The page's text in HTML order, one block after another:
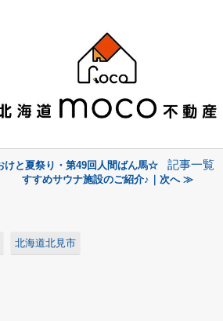
と夏祭り・第49回人間ばん馬☆ 記事一覧
すすめサウナ施設のご紹介♪｜次へ ≫
北海道北見市